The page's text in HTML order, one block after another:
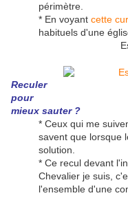
périmètre.
* En voyant cette
habituels d'une
Reculer
pour
mieux sauter ?
* Ceux qui me
savent que lorsque
solution.
* Ce recul devant
Chevalier je suis,
l'ensemble d'une